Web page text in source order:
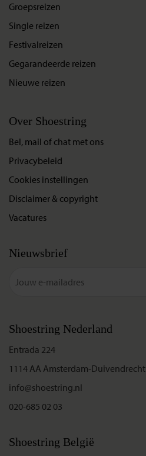
Groepsreizen
Single reizen
Festivalreizen
Gegarandeerde reizen
Nieuwe reizen
Over Shoestring
Bel, mail of chat met ons
Privacybeleid
Cookies instellingen
Disclaimer & copyright
Vacatures
Nieuwsbrief
Shoestring Nederland
Entrada 224
1114 AA Amsterdam-Duivendrecht
info@shoestring.nl
020-685 02 03
Shoestring België